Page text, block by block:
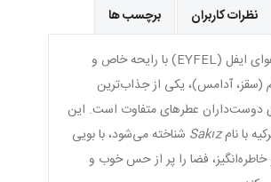
نظرات کاربران برچسب ها
خوشبوکننده هوای ایفل (EYFEL) با رایحه خاص و
(سقز، آدامس)، یکی از جذاب‌ترین
دوست‌داران عطرهای متفاوت است. این
با نامSakız شناخته می‌شود، با بویی
خاطره‌انگیز، فضا را پر از حس خوب و